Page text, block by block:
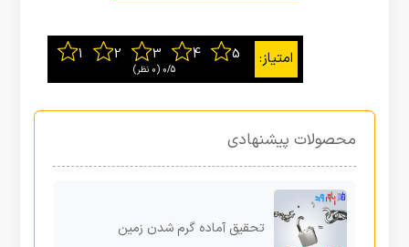
0/5 ‫(0 نظر)
محصولات پیشنهادی
تحقیق آماده گرم شدن زمین